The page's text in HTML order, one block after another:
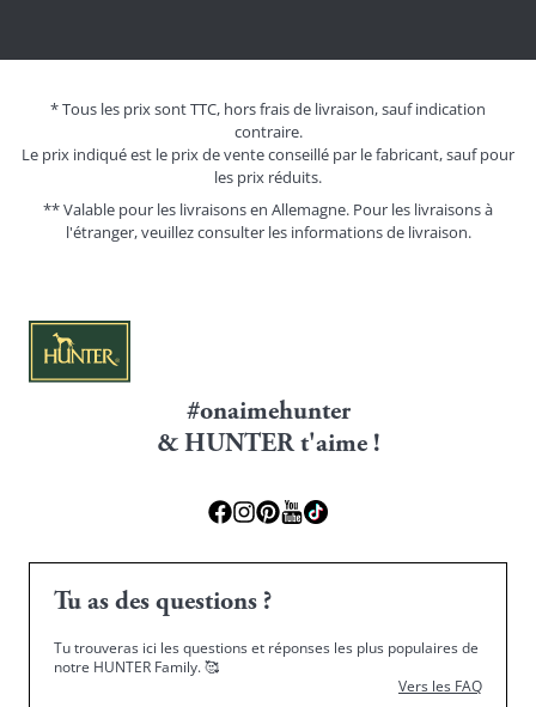
* Tous les prix sont TTC, hors frais de livraison, sauf indication
contraire.
Le prix indiqué est le prix de vente conseillé par le fabricant, sauf pour
les prix réduits.
** Valable pour les livraisons en Allemagne. Pour les livraisons à
l'étranger, veuillez consulter les informations de livraison.
#onaimehunter
& HUNTER t'aime !
Tu as des questions ?
Tu trouveras ici les questions et réponses les plus populaires de
notre HUNTER Family.🥰
Vers les FAQ